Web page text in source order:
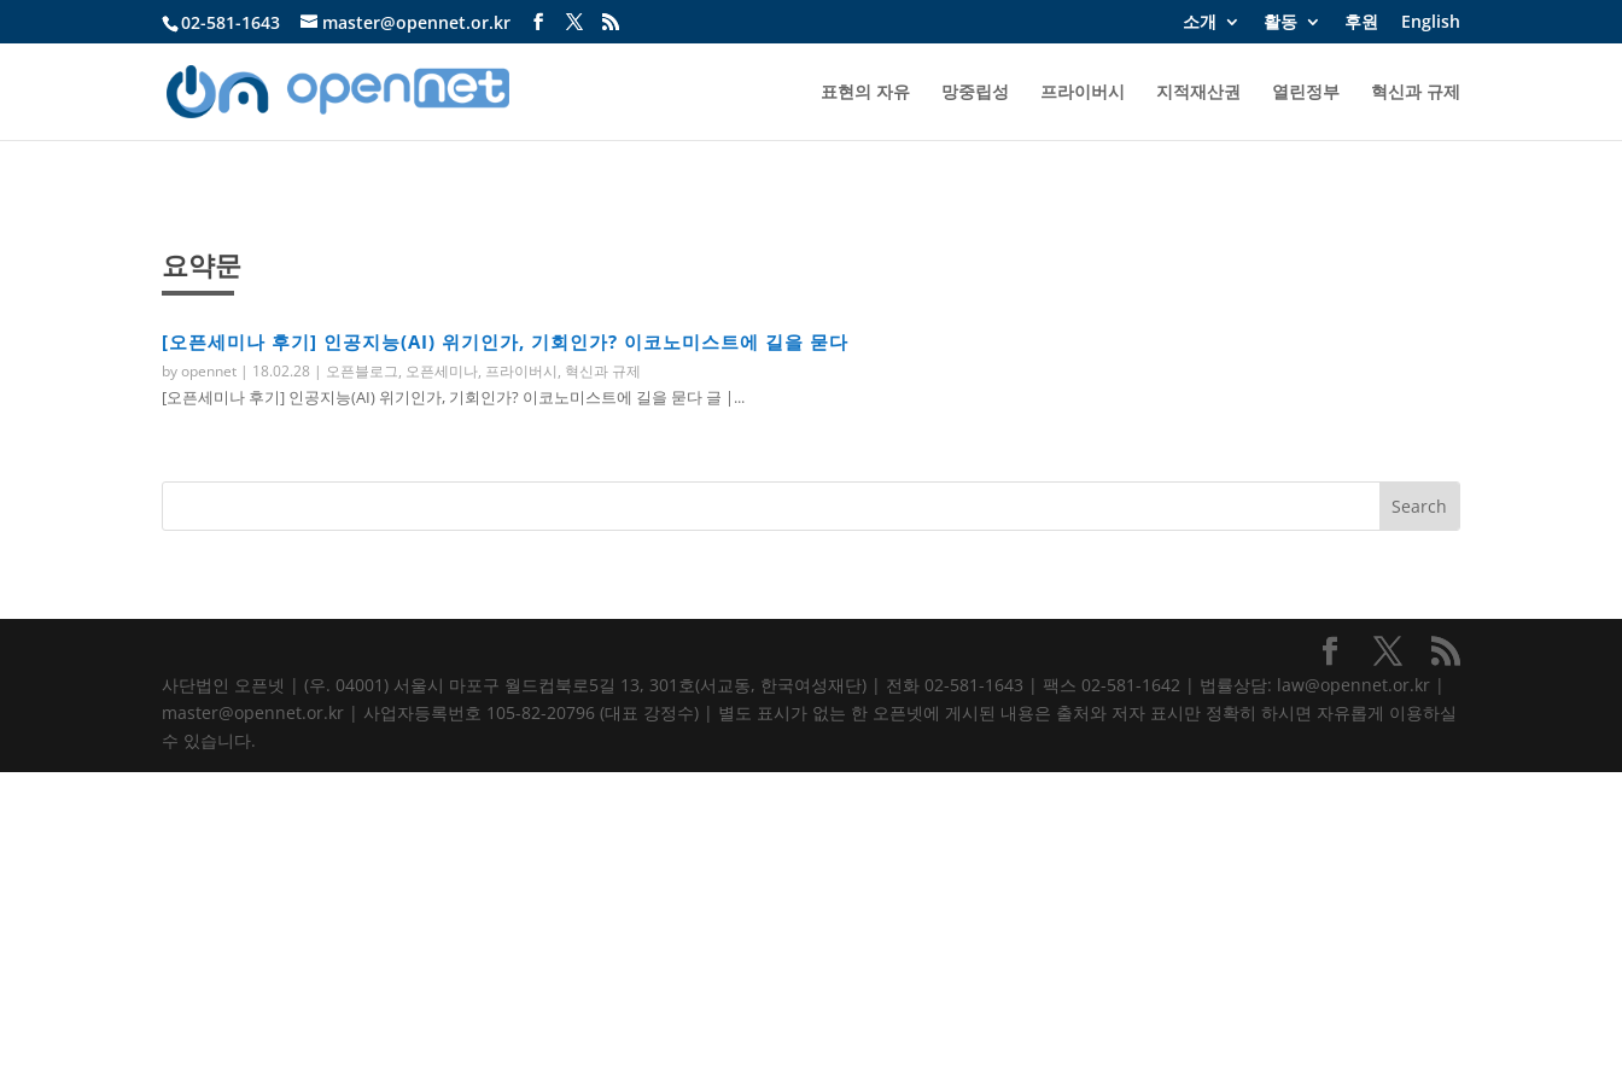
02-581-1643 master@opennet.or.kr 소개 활동 후원 English
표현의 자유 망중립성 프라이버시 지적재산권 열린정부 혁신과 규제
요약문
[오픈세미나 후기] 인공지능(AI) 위기인가, 기회인가? 이코노미스트에 길을 묻다
byopennet | 18.02.28 | 오픈블로그, 오픈세미나, 프라이버시, 혁신과 규제
[오픈세미나 후기] 인공지능(AI) 위기인가, 기회인가? 이코노미스트에 길을 묻다 글 |...
사단법인 오픈넷 | (우. 04001) 서울시 마포구 월드컵북로5길 13, 301호(서교동, 한국여성재단) | 전화 02-581-1643 | 팩스 02-581-1642 | 법률상담: law@opennet.or.kr |
master@opennet.or.kr | 사업자등록번호 105-82-20796 (대표 강정수) | 별도 표시가 없는 한 오픈넷에 게시된 내용은 출처와 저자 표시만 정확히 하시면 자유롭게 이용하실
수 있습니다.